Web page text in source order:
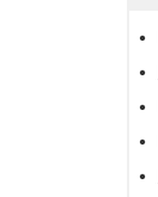
•
•
•
•
•